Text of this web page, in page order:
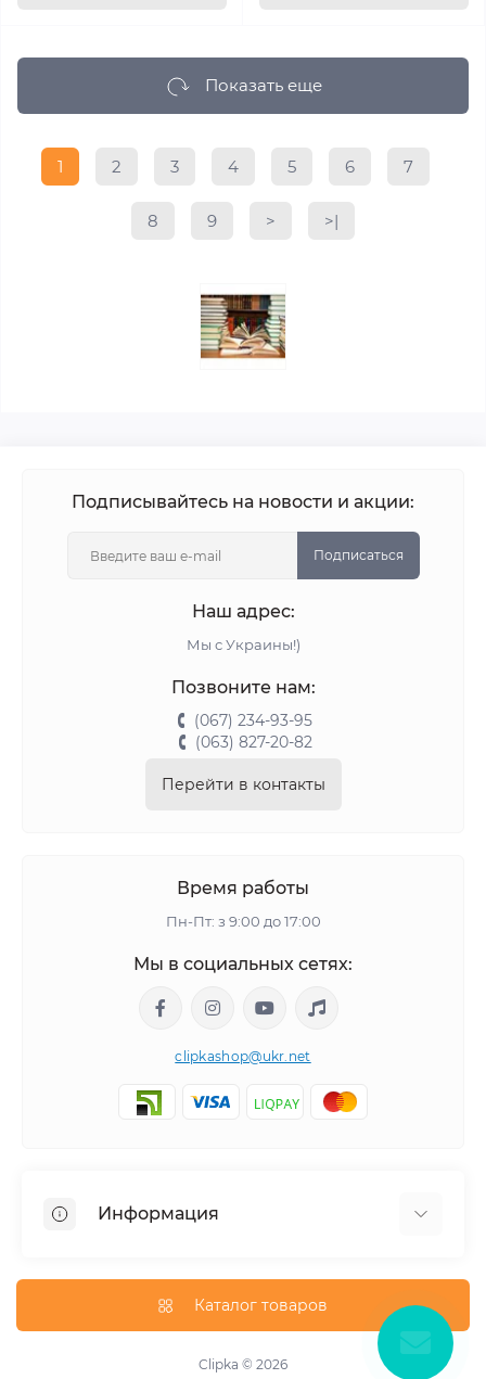
Показать еще
1 2 3 4 5 6 7
8 9 > >|
Подписывайтесь на новости и акции:
Подписаться
Наш адрес:
Мы с Украины!)
Позвоните нам:
(067) 234-93-95
(063) 827-20-82
Перейти в контакты
Время работы
Пн-Пт: з 9:00 до 17:00
Мы в социальных сетях:
clipkashop@ukr.net
Информация
Контакты
Каталог товаров
Clipka © 2026